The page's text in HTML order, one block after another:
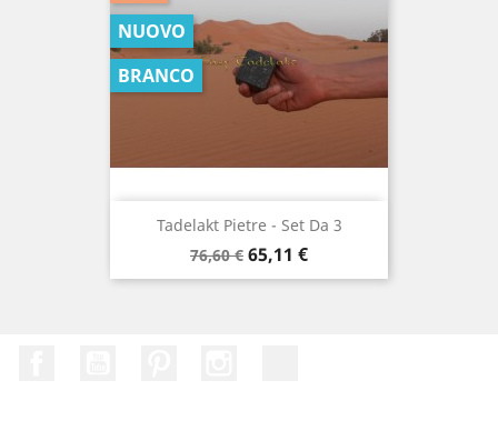
Tadelakt Pietre - Set Da 3
Prezzo
di
76,60 € Prezzo
65,11 €
NUOVO
BRANCO